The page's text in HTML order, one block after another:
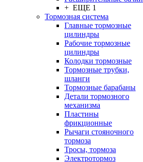
+ ЕЩЕ 1
Тормозная система
Главные тормозные
цилиндры
Рабочие тормозные
цилиндры
Колодки тормозные
Тормозные трубки,
шланги
Тормозные барабаны
Детали тормозного
механизма
Пластины
фрикционные
Рычаги стояночного
тормоза
Тросы, тормоза
Электротормоз